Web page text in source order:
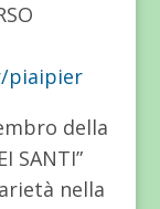
piaipier
della
SANTI”
nella